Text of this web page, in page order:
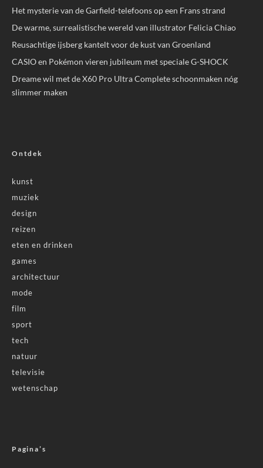
Het mysterie van de Garfield-telefoons op een Frans strand
De warme, surrealistische wereld van illustrator Felicia Chiao
Reusachtige ijsberg kantelt voor de kust van Groenland
CASIO en Pokémon vieren jubileum met speciale G-SHOCK
Dreame wil met de X60 Pro Ultra Complete schoonmaken nóg
slimmer maken
Ontdek
kunst
muziek
design
reizen
eten en drinken
games
architectuur
mode
film
sport
tech
natuur
televisie
wetenschap
Pagina’s